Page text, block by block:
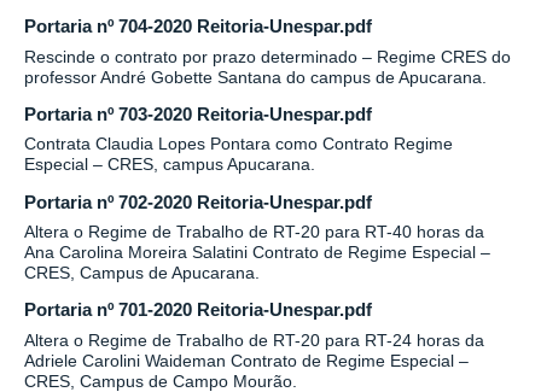
Portaria nº 704-2020 Reitoria-Unespar.pdf
Rescinde o contrato por prazo determinado – Regime CRES do
professor André Gobette Santana do campus de Apucarana.
Portaria nº 703-2020 Reitoria-Unespar.pdf
Contrata Claudia Lopes Pontara como Contrato Regime
Especial – CRES, campus Apucarana.
Portaria nº 702-2020 Reitoria-Unespar.pdf
Altera o Regime de Trabalho de RT-20 para RT-40 horas da
Ana Carolina Moreira Salatini Contrato de Regime Especial –
CRES, Campus de Apucarana.
Portaria nº 701-2020 Reitoria-Unespar.pdf
Altera o Regime de Trabalho de RT-20 para RT-24 horas da
Adriele Carolini Waideman Contrato de Regime Especial –
CRES, Campus de Campo Mourão.